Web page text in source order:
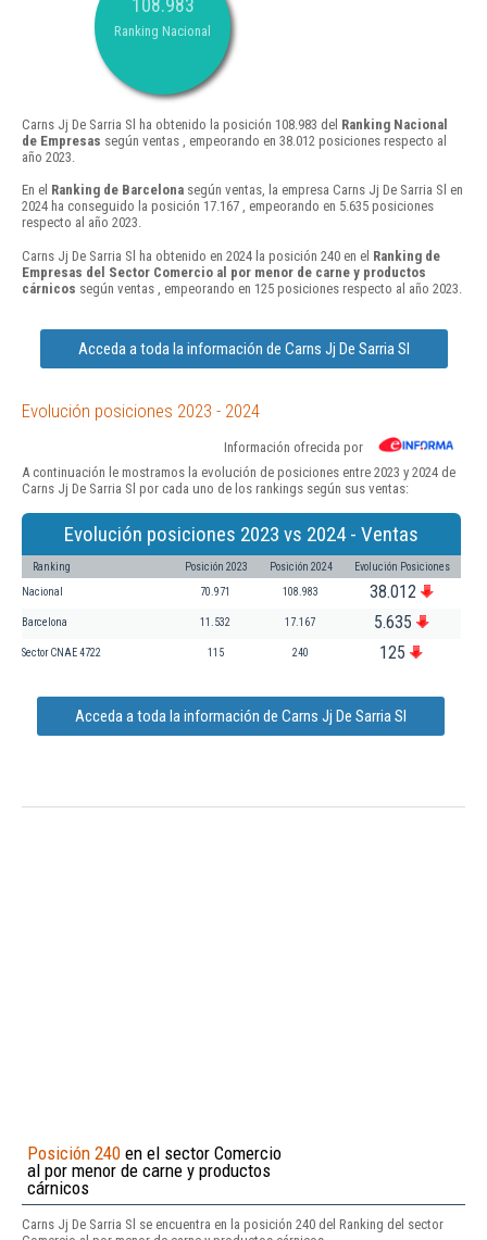
108.983
Ranking Nacional
Carns Jj De Sarria Sl ha obtenido la posición 108.983 del Ranking Nacional
de Empresas según ventas , empeorando en 38.012 posiciones respecto al
año 2023.
En el Ranking de Barcelona según ventas, la empresa Carns Jj De Sarria Sl en
2024 ha conseguido la posición 17.167 , empeorando en 5.635 posiciones
respecto al año 2023.
Carns Jj De Sarria Sl ha obtenido en 2024 la posición 240 en el Ranking de
Empresas del Sector Comercio al por menor de carne y productos
cárnicos según ventas , empeorando en 125 posiciones respecto al año 2023.
Acceda a toda la información de Carns Jj De Sarria Sl
Evolución posiciones 2023 - 2024
Información ofrecida por
A continuación le mostramos la evolución de posiciones entre 2023 y 2024 de
Carns Jj De Sarria Sl por cada uno de los rankings según sus ventas:
Evolución posiciones 2023 vs 2024 - Ventas
Ranking Posición 2023 Posición 2024 Evolución Posiciones
Nacional 70.971 108.983 38.012
Barcelona 11.532 17.167 5.635
Sector CNAE 4722 115 240 125
Acceda a toda la información de Carns Jj De Sarria Sl
Posición 240 en el sector Comercio
al por menor de carne y productos
cárnicos
Carns Jj De Sarria Sl se encuentra en la posición 240 del Ranking del sector